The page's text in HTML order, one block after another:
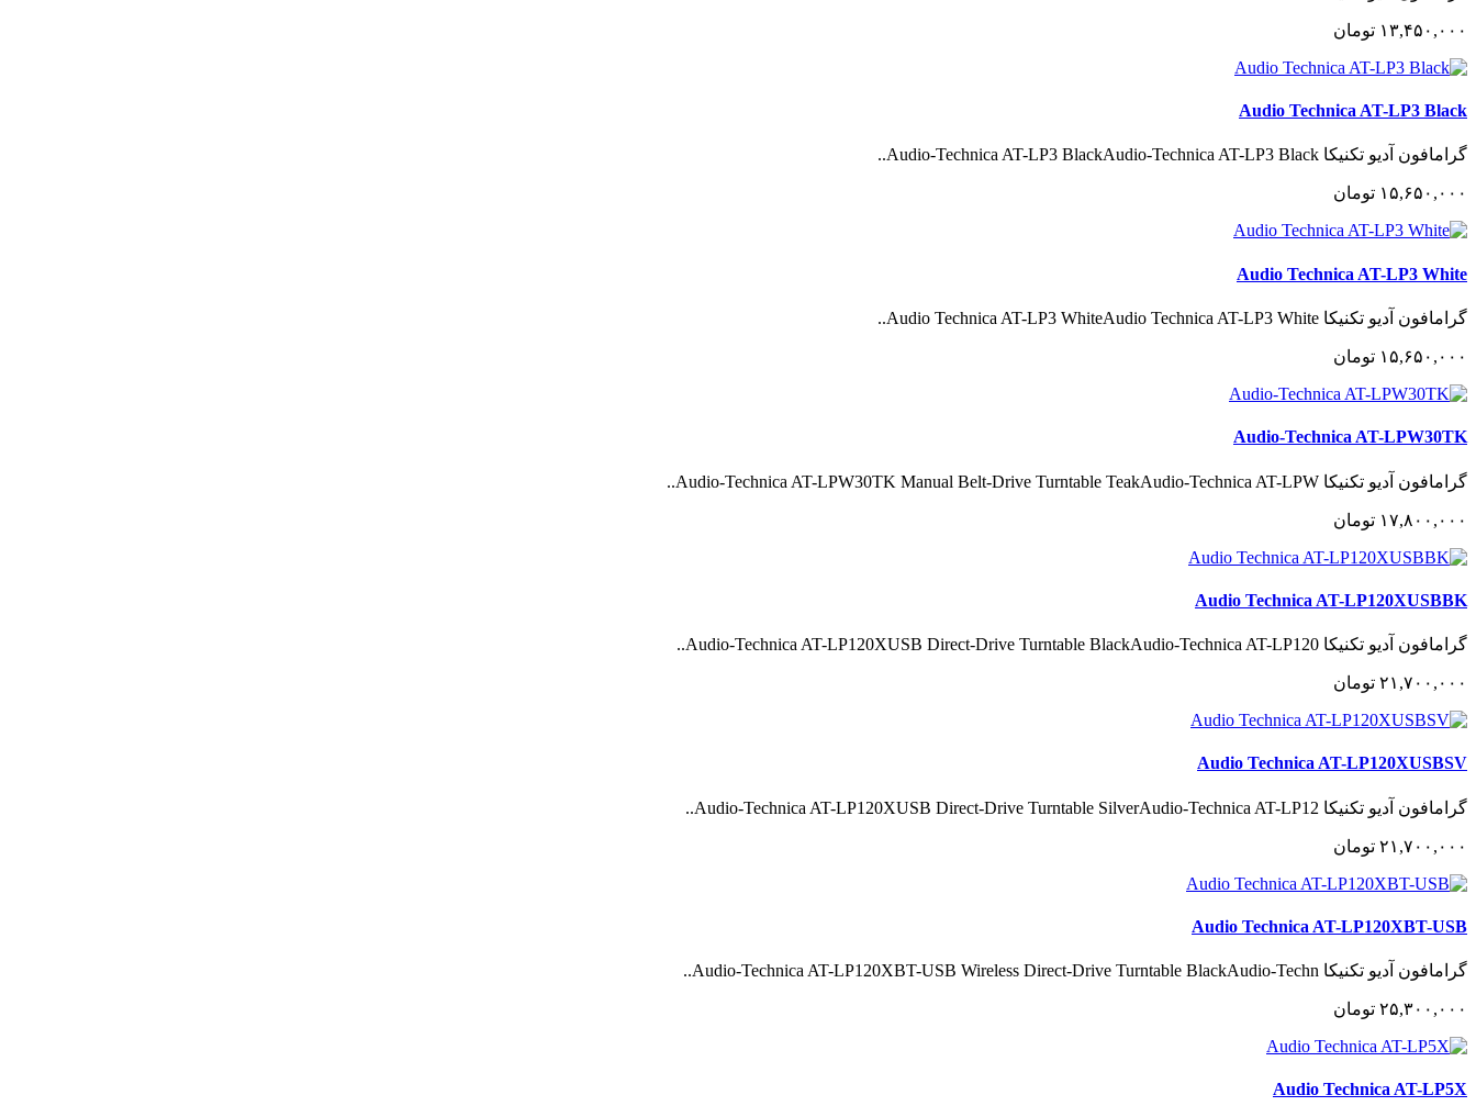
١٣,۴۵٠,٠٠٠ تومان
Audio Technica AT-LP3 Black
گرامافون آدیو تکنیکا Audio-Technica AT-LP3 BlackAudio-Technica AT-LP3 Black..
١۵,۶۵٠,٠٠٠ تومان
Audio Technica AT-LP3 White
گرامافون آدیو تکنیکا Audio Technica AT-LP3 WhiteAudio Technica AT-LP3 White..
١۵,۶۵٠,٠٠٠ تومان
Audio-Technica AT-LPW30TK
گرامافون آدیو تکنیکا Audio-Technica AT-LPW30TK Manual Belt-Drive Turntable TeakAudio-Technica AT-LPW..
١٧,٨٠٠,٠٠٠ تومان
Audio Technica AT-LP120XUSBBK
گرامافون آدیو تکنیکا Audio-Technica AT-LP120XUSB Direct-Drive Turntable BlackAudio-Technica AT-LP120..
٢١,٧٠٠,٠٠٠ تومان
Audio Technica AT-LP120XUSBSV
گرامافون آدیو تکنیکا Audio-Technica AT-LP120XUSB Direct-Drive Turntable SilverAudio-Technica AT-LP12..
٢١,٧٠٠,٠٠٠ تومان
Audio Technica AT-LP120XBT-USB
گرامافون آدیو تکنیکا Audio-Technica AT-LP120XBT-USB Wireless Direct-Drive Turntable BlackAudio-Techn..
٢۵,٣٠٠,٠٠٠ تومان
Audio Technica AT-LP5X